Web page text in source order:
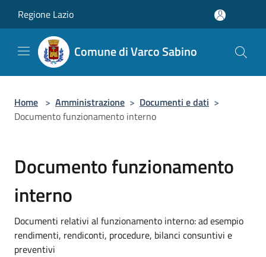
Regione Lazio
Comune di Varco Sabino
Home > Amministrazione > Documenti e dati >
Documento funzionamento interno
Documento funzionamento
interno
Documenti relativi al funzionamento interno: ad esempio
rendimenti, rendiconti, procedure, bilanci consuntivi e
preventivi